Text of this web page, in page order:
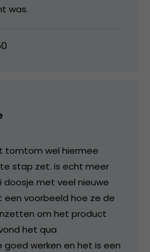
was.
tomtom wel hiermee
stap zet. is echt meer
doosje met veel nieuwe
een voorbeeld hoe ze de
om het product
het qua
goed werken en het is een